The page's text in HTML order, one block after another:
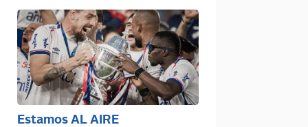
Estamos AL AIRE